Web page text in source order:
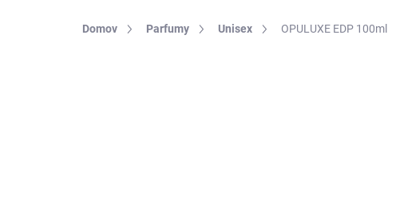
Domov Parfumy Unisex OPULUXE EDP 100ml